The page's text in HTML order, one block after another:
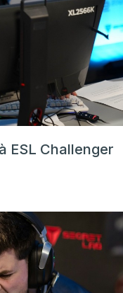
ESL Challenger